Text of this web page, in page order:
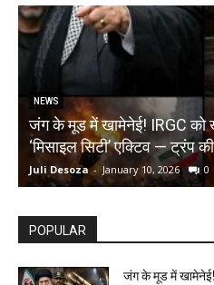
NEWS
जंग के मूड में खामेनेई! IRGC को
‘मिसाइल सिटी’ एक्टिव — ट्रंप
Juli Desoza - January 10, 2026 0
POPULAR
जंग के मूड में